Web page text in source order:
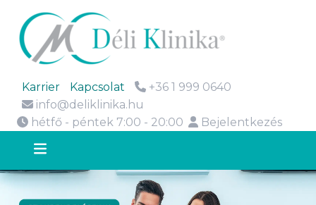
Karrier Kapcsolat
+36 1 999 0640
info@deliklinika.hu
hétfő - péntek 7:00 - 20:00
Bejelentkezés